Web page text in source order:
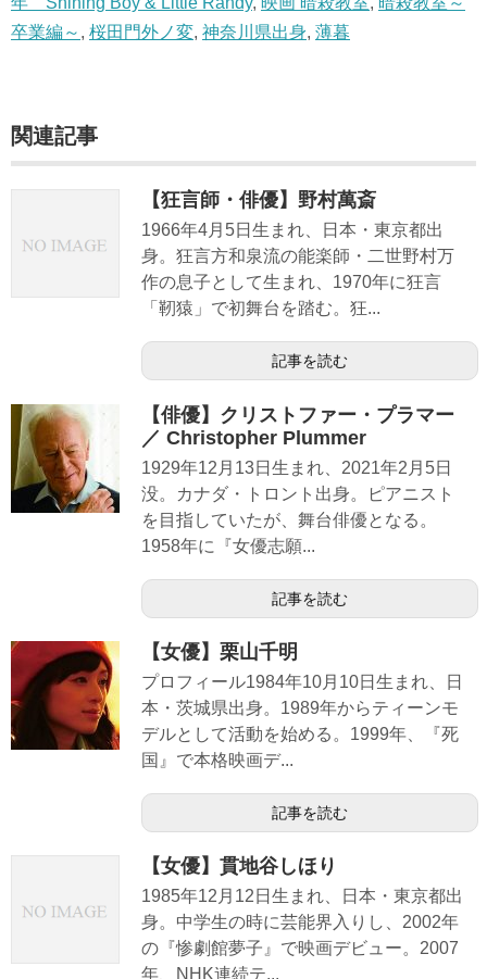
卒業編～ , 桜田門外ノ変, 神奈川県出身, 薄暮
関連記事
【狂言師・俳優】野村萬斎
1966年4月5日生まれ、日本・東京都出
身。狂言方和泉流の能楽師・二世野村万
作の息子として生まれ、1970年に狂言
「靭猿」で初舞台を踏む。狂...
記事を読む
【俳優】クリストファー・プラマー
／ Christopher Plummer
1929年12月13日生まれ、2021年2月5日
没。カナダ・トロント出身。ピアニスト
を目指していたが、舞台俳優となる。
1958年に『女優志願...
記事を読む
【女優】栗山千明
プロフィール1984年10月10日生まれ、日
本・茨城県出身。1989年からティーンモ
デルとして活動を始める。1999年、『死
国』で本格映画デ...
記事を読む
【女優】貫地谷しほり
1985年12月12日生まれ、日本・東京都出
身。中学生の時に芸能界入りし、2002年
の『惨劇館夢子』で映画デビュー。2007
年、NHK連続テ...